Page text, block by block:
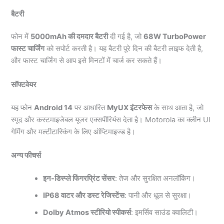
बैटरी
फोन में 5000mAh की दमदार बैटरीदी गई है, जो68W TurboPower
फास्ट चार्जिंगको सपोर्ट करती है। यह बैटरी पूरे दिन की बैटरी लाइफ देती है,
और फास्ट चार्जिंग से आप इसे मिनटों में चार्ज कर सकते हैं।
सॉफ्टवेयर
यह फोनAndroid 14 पर आधारित MyUX इंटरफेसके साथ आता है, जो
स्मूद और कस्टमाइजेबल यूजर एक्सपीरियंस देता है। Motorola का क्लीन UI
गेमिंग और मल्टीटास्किंग के लिए ऑप्टिमाइज्ड है।
अन्य फीचर्स
इन-डिस्प्ले फिंगरप्रिंट सेंसर: तेज और सुरक्षित अनलॉकिंग।
IP68 वाटर और डस्ट रेजिस्टेंस: पानी और धूल से सुरक्षा।
Dolby Atmos स्टीरियो स्पीकर्स: इमर्सिव साउंड क्वालिटी।